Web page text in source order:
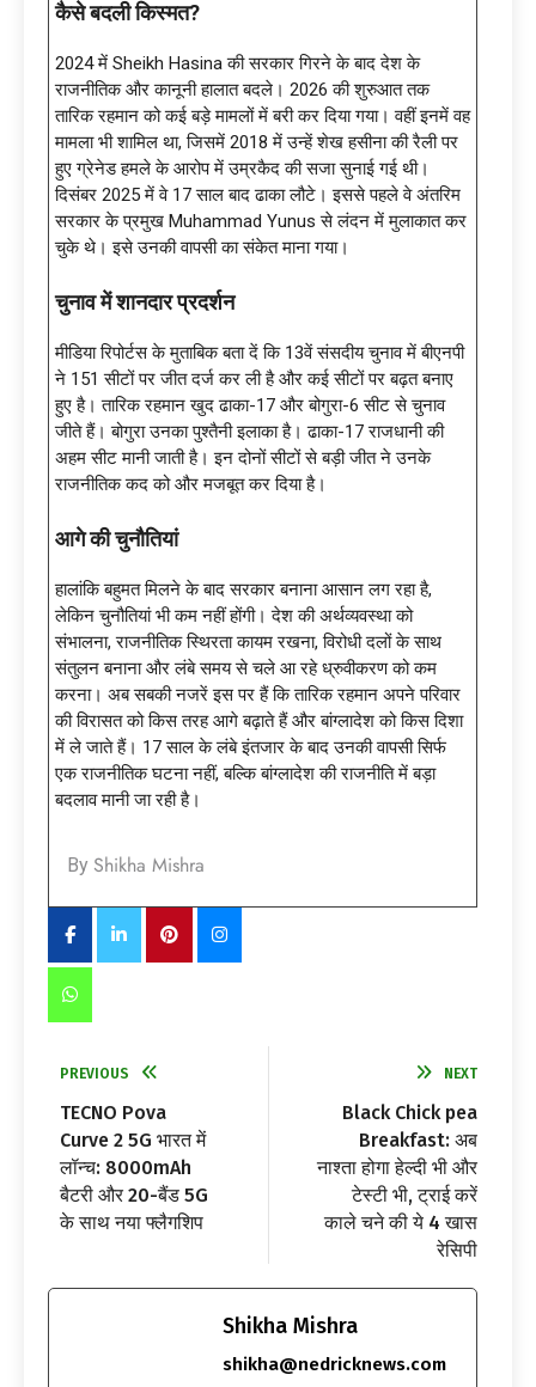
कैसे बदली किस्मत?
2024 में Sheikh Hasina की सरकार गिरने के बाद देश के
राजनीतिक और कानूनी हालात बदले। 2026 की शुरुआत तक
तारिक रहमान को कई बड़े मामलों में बरी कर दिया गया। वहीं इनमें वह
मामला भी शामिल था, जिसमें 2018 में उन्हें शेख हसीना की रैली पर
हुए ग्रेनेड हमले के आरोप में उम्रकैद की सजा सुनाई गई थी।
दिसंबर 2025 में वे 17 साल बाद ढाका लौटे। इससे पहले वे अंतरिम
सरकार के प्रमुख Muhammad Yunus से लंदन में मुलाकात कर
चुके थे। इसे उनकी वापसी का संकेत माना गया।
चुनाव में शानदार प्रदर्शन
मीडिया रिपोर्टस के मुताबिक बता दें कि 13वें संसदीय चुनाव में बीएनपी
ने 151 सीटों पर जीत दर्ज कर ली है और कई सीटों पर बढ़त बनाए
हुए है। तारिक रहमान खुद ढाका-17 और बोगुरा-6 सीट से चुनाव
जीते हैं। बोगुरा उनका पुश्तैनी इलाका है। ढाका-17 राजधानी की
अहम सीट मानी जाती है। इन दोनों सीटों से बड़ी जीत ने उनके
राजनीतिक कद को और मजबूत कर दिया है।
आगे की चुनौतियां
हालांकि बहुमत मिलने के बाद सरकार बनाना आसान लग रहा है,
लेकिन चुनौतियां भी कम नहीं होंगी। देश की अर्थव्यवस्था को
संभालना, राजनीतिक स्थिरता कायम रखना, विरोधी दलों के साथ
संतुलन बनाना और लंबे समय से चले आ रहे ध्रुवीकरण को कम
करना। अब सबकी नजरें इस पर हैं कि तारिक रहमान अपने परिवार
की विरासत को किस तरह आगे बढ़ाते हैं और बांग्लादेश को किस दिशा
में ले जाते हैं। 17 साल के लंबे इंतजार के बाद उनकी वापसी सिर्फ
एक राजनीतिक घटना नहीं, बल्कि बांग्लादेश की राजनीति में बड़ा
बदलाव मानी जा रही है।
By Shikha Mishra
PREVIOUS
TECNO Pova
Curve 2 5G भारत में
लॉन्च: 8000mAh
बैटरी और 20-बैंड 5G
के साथ नया फ्लैगशिप
NEXT
Black Chick pea
Breakfast: अब
नाश्ता होगा हेल्दी भी और
टेस्टी भी, ट्राई करें
काले चने की ये 4 खास
रेसिपी
Shikha Mishra
shikha@nedricknews.com